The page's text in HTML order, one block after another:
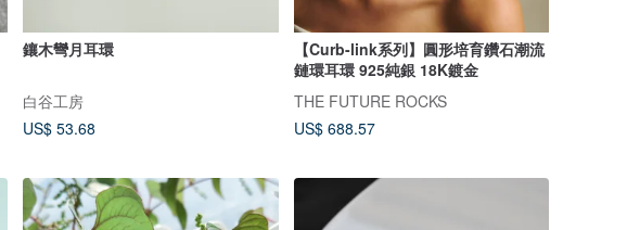
鑲木彎月耳環
白谷工房
US$ 53.68
【Curb-link系列】圓形培育鑽石潮流
鏈環耳環 925純銀 18K鍍金
THE FUTURE ROCKS
US$ 688.57